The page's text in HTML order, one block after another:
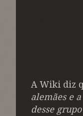
A Wiki diz
alemães e
desse